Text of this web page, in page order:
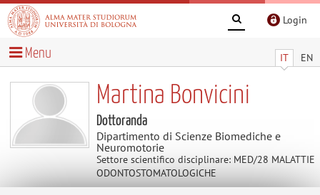
Login
IT EN
Menu
Martina Bonvicini
Dottoranda
Dipartimento di Scienze Biomediche e
Neuromotorie
Settore scientifico disciplinare: MED/28 MALATTIE
ODONTOSTOMATOLOGICHE